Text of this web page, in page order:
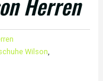
Wilson,